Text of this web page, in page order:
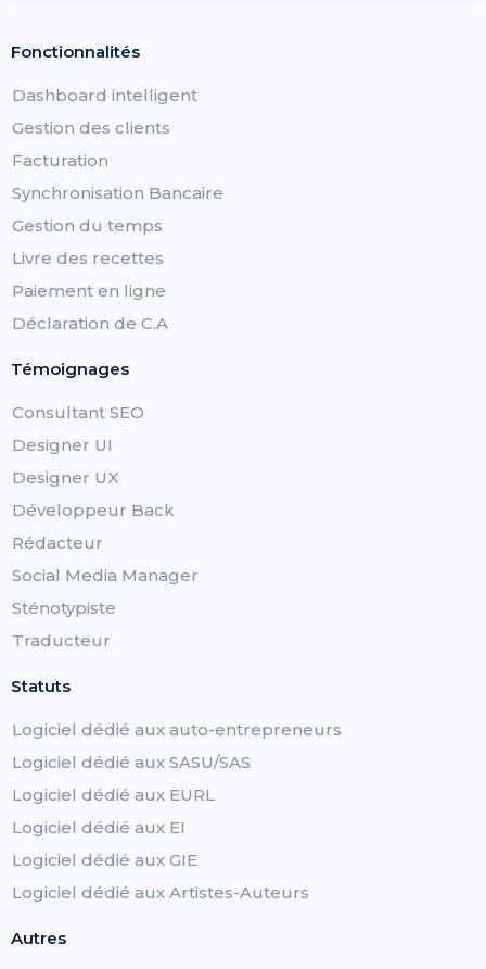
Fonctionnalités
Dashboard intelligent
Gestion des clients
Facturation
Synchronisation Bancaire
Gestion du temps
Livre des recettes
Paiement en ligne
Déclaration de C.A
Témoignages
Consultant SEO
Designer UI
Designer UX
Développeur Back
Rédacteur
Social Media Manager
Sténotypiste
Traducteur
Statuts
Logiciel dédié aux auto-entrepreneurs
Logiciel dédié aux SASU/SAS
Logiciel dédié aux EURL
Logiciel dédié aux EI
Logiciel dédié aux GIE
Logiciel dédié aux Artistes-Auteurs
Autres